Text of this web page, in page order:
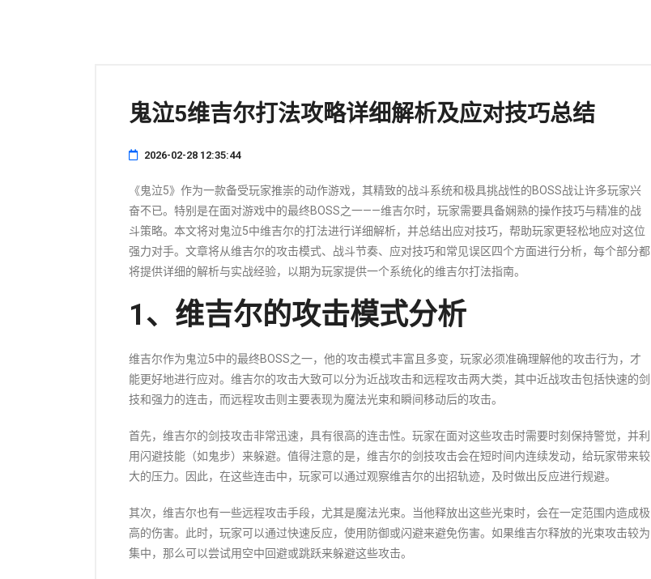
鬼泣5维吉尔打法攻略详细解析及应对技巧总结
2026-02-28 12:35:44
《鬼泣5》作为一款备受玩家推崇的动作游戏，其精致的战斗系统和极具挑战性的BOSS战让许多玩家兴
奋不已。特别是在面对游戏中的最终BOSS之一——维吉尔时，玩家需要具备娴熟的操作技巧与精准的战
斗策略。本文将对鬼泣5中维吉尔的打法进行详细解析，并总结出应对技巧，帮助玩家更轻松地应对这位
强力对手。文章将从维吉尔的攻击模式、战斗节奏、应对技巧和常见误区四个方面进行分析，每个部分都
将提供详细的解析与实战经验，以期为玩家提供一个系统化的维吉尔打法指南。
1、维吉尔的攻击模式分析
维吉尔作为鬼泣5中的最终BOSS之一，他的攻击模式丰富且多变，玩家必须准确理解他的攻击行为，才
能更好地进行应对。维吉尔的攻击大致可以分为近战攻击和远程攻击两大类，其中近战攻击包括快速的剑
技和强力的连击，而远程攻击则主要表现为魔法光束和瞬间移动后的攻击。
首先，维吉尔的剑技攻击非常迅速，具有很高的连击性。玩家在面对这些攻击时需要时刻保持警觉，并利
用闪避技能（如鬼步）来躲避。值得注意的是，维吉尔的剑技攻击会在短时间内连续发动，给玩家带来较
大的压力。因此，在这些连击中，玩家可以通过观察维吉尔的出招轨迹，及时做出反应进行规避。
其次，维吉尔也有一些远程攻击手段，尤其是魔法光束。当他释放出这些光束时，会在一定范围内造成极
高的伤害。此时，玩家可以通过快速反应，使用防御或闪避来避免伤害。如果维吉尔释放的光束攻击较为
集中，那么可以尝试用空中回避或跳跃来躲避这些攻击。